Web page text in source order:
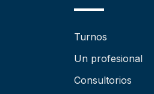
Turnos
Un profesional
Consultorios